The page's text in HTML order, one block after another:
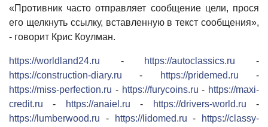
«Противник часто отправляет сообщение цели, прося
его щелкнуть ссылку, вставленную в текст сообщения»,
- говорит Крис Коулман.
https://worldland24.ru - https://autoclassics.ru -
https://construction-diary.ru - https://pridemed.ru -
https://miss-perfection.ru - https://furycoins.ru - https://maxi-
credit.ru - https://anaiel.ru - https://drivers-world.ru -
https://lumberwood.ru - https://lidomed.ru -
https://classy-